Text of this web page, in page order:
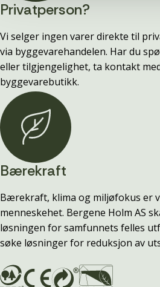
Privatperson?
Vi selger ingen varer direkte til
via byggevarehandelen. Har du
eller tilgjengelighet, ta kontakt
byggevarebutikk.
Bærekraft
Bærekraft, klima og miljøfokus er
menneskehet. Bergene Holm AS
løsningen for samfunnets felles
søke løsninger for reduksjon av